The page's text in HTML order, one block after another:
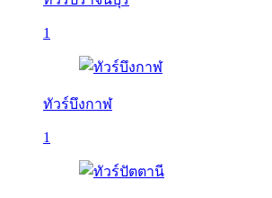
1
ทัวร์บึงกาฬ
1